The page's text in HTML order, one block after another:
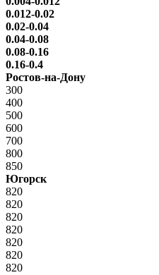
0.012-0.02
0.02-0.04
0.04-0.08
0.08-0.16
0.16-0.4
Ростов-на-Дону
300
400
500
600
700
800
850
Югорск
820
820
820
820
820
820
820